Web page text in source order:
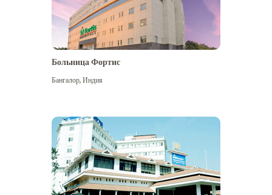
Больница Фортис
Бангалор,Индия